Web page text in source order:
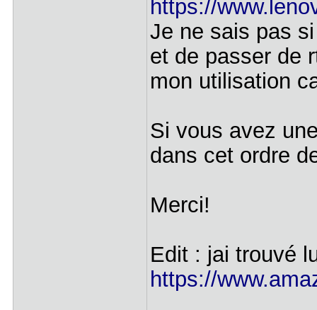
https://
Je ne sais pas
et de passer de
mon utilisation
Si vous avez
dans cet ordre
Merci!
Edit : jai trouvé
https://